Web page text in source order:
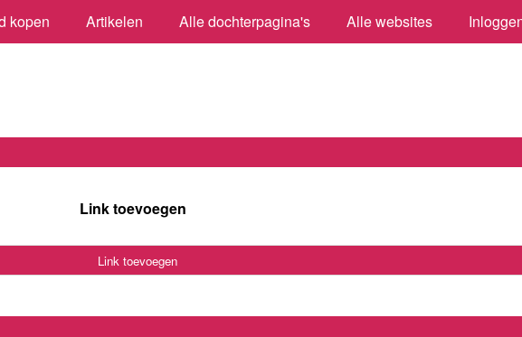
kopen Artikelen Alle dochterpagina's Alle websites
Link toevoegen
Link toevoegen